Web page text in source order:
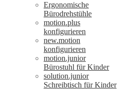
Ergonomische
Bürodrehstühle
motion.plus
konfigurieren
new.motion
konfigurieren
motion.junior
Bürostuhl für Kinder
solution.junior
Schreibtisch für Kinder